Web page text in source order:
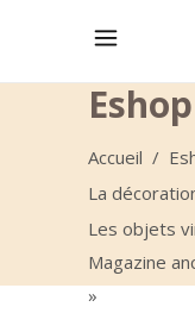
Votre sélection
Eshop
Accueil /
La
Les objets
Magazine
»